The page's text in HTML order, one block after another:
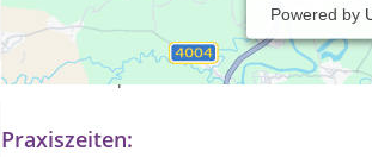
Powered by
Ich arbeite nach dem Prinzip der SOL-
Diese Hypnosemethode zeichnet sich durch
zum Lösen körperlicher und seelischer
Praxiszeiten: